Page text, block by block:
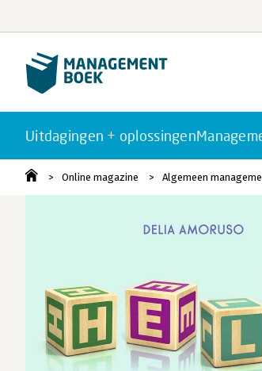
Uitdagingen + oplossingen
Online magazine Algemeen